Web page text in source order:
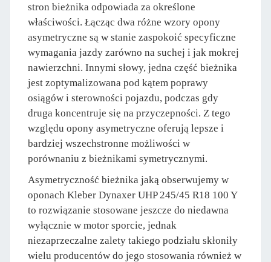
stron bieżnika odpowiada za określone
właściwości. Łącząc dwa różne wzory opony
asymetryczne są w stanie zaspokoić specyficzne
wymagania jazdy zarówno na suchej i jak mokrej
nawierzchni. Innymi słowy, jedna część bieżnika
jest zoptymalizowana pod kątem poprawy
osiągów i sterowności pojazdu, podczas gdy
druga koncentruje się na przyczepności. Z tego
względu opony asymetryczne oferują lepsze i
bardziej wszechstronne możliwości w
porównaniu z bieżnikami symetrycznymi.
Asymetryczność bieżnika jaką obserwujemy w
oponach Kleber Dynaxer UHP 245/45 R18 100 Y
to rozwiązanie stosowane jeszcze do niedawna
wyłącznie w motor sporcie, jednak
niezaprzeczalne zalety takiego podziału skłoniły
wielu producentów do jego stosowania również w